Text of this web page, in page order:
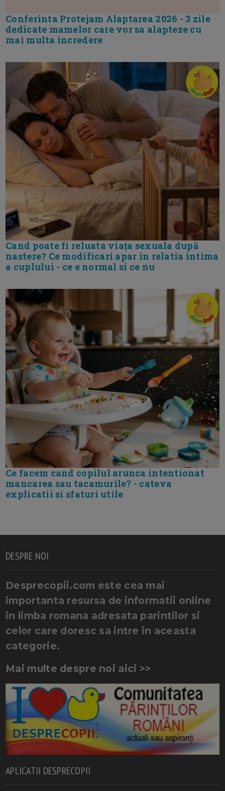
Conferinta Protejam Alaptarea 2026 - 3 zile
dedicate mamelor care vor sa alapteze cu
mai multa incredere
Cand poate fi reluata viața sexuala după
nastere? Ce modificari apar in relatia intima
a cuplului - ce e normal si ce nu
Ce facem cand copilul arunca intentionat
mancarea sau tacamurile? - cateva
explicatii si sfaturi utile
DESPRE NOI
Desprecopii.com este cea mai
importanta resursa de informatii online
in limba romana adresata parintilor si
celor care doresc sa intre in aceasta
categorie.
Mai multe despre noi aici >>
APLICATII DESPRECOPII